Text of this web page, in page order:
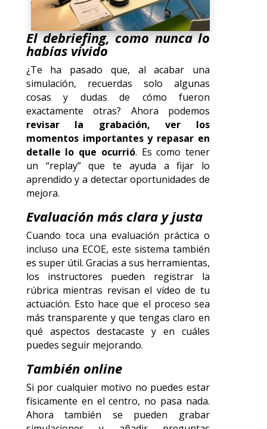
El debriefing, como nunca lo
habías vivido
¿Te ha pasado que, al acabar una
simulación, recuerdas solo algunas
cosas y dudas de cómo fueron
exactamente otras? Ahora podemos
revisar la grabación, ver los
momentos importantes y repasar en
detalle lo que ocurrió. Es como tener
un “replay” que te ayuda a fijar lo
aprendido y a detectar oportunidades de
mejora.
Evaluación más clara y justa
Cuando toca una evaluación práctica o
incluso una ECOE, este sistema también
es super útil. Gracias a sus herramientas,
los instructores pueden registrar la
rúbrica mientras revisan el vídeo de tu
actuación. Esto hace que el proceso sea
más transparente y que tengas claro en
qué aspectos destacaste y en cuáles
puedes seguir mejorando.
También online
Si por cualquier motivo no puedes estar
físicamente en el centro, no pasa nada.
Ahora también se pueden grabar